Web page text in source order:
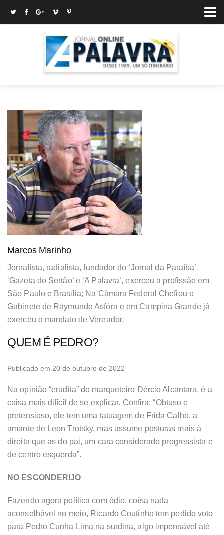
Marcos Marinho
Jornalista, radialista, fundador do ‘Jornal da Paraíba’,
‘Gazeta do Sertão’ e ‘A Palavra’, exerceu a profissão em
São Paulo e Brasília; Na Câmara Federal Chefiou o
Gabinete de Raymundo Asfóra e em Campina Grande já
exerceu o mandato de Vereador.
QUEM É PEDRO?
Publicado em 20 de outubro de 2022
Na opinião “erudita” do marqueteiro Dércio Alcantara, é a
coisa mais difícil de se explicar. Confira: “Obtuso e
pretensioso, ele tem uma tatuagem de Frida Calho, a
amante de Leon Trotsky, mas assume posturas mais à
direita que as do pai, um cara considerado progressista e
de centro esquerda”.
NO ESCONDERIJO
Fazendo agora política com ódio, coisa nada
aconselhável no meio, Ricardo Coutinho tem pedido voto
para Pedro Cunha Lima na surdina, algo impensável até